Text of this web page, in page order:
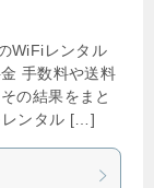
WiFiレンタル
手数料や送料
の結果をまと
レンタル […]